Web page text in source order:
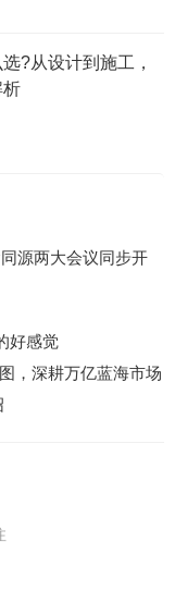
?从设计到施工，
析
源两大会议同步开
好感觉
，深耕万亿蓝海市场